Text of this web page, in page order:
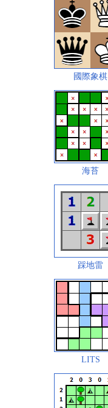
國際象棋
海苔
踩地雷
LITS